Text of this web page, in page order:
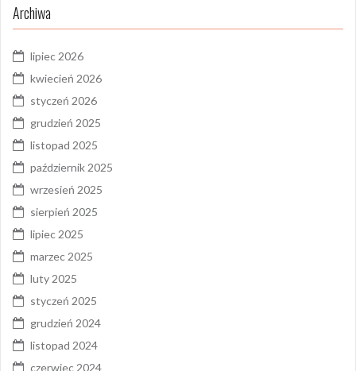
Archiwa
lipiec 2026
kwiecień 2026
styczeń 2026
grudzień 2025
listopad 2025
październik 2025
wrzesień 2025
sierpień 2025
lipiec 2025
marzec 2025
luty 2025
styczeń 2025
grudzień 2024
listopad 2024
czerwiec 2024